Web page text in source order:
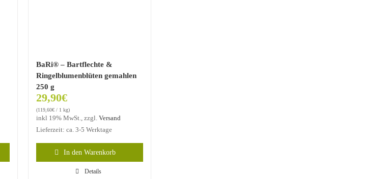
BaRi® – Bartflechte &
Ringelblumenblüten gemahlen
250 g
29,90€
(119,60€/ 1 kg)
inkl 19% MwSt., zzgl. Versand
Lieferzeit: ca. 3-5 Werktage
In den Warenkorb
Details